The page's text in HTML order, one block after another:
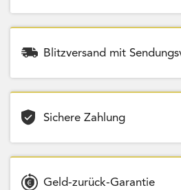
Blitzversand mit
Sichere Zahlung
Geld-zurück-Garantie